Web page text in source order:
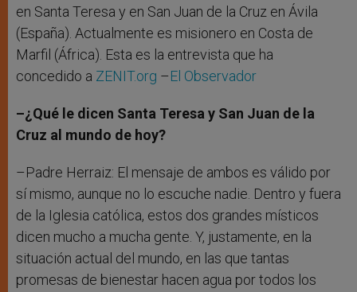
en Santa Teresa y en San Juan de la Cruz en Ávila
(España). Actualmente es misionero en Costa de
Marfil (África). Esta es la entrevista que ha
concedido a ZENIT.org –El Observador
–¿Qué le dicen Santa Teresa y San Juan de la
Cruz al mundo de hoy?
–Padre Herraiz: El mensaje de ambos es válido por
sí mismo, aunque no lo escuche nadie. Dentro y fuera
de la Iglesia católica, estos dos grandes místicos
dicen mucho a mucha gente. Y, justamente, en la
situación actual del mundo, en las que tantas
promesas de bienestar hacen agua por todos los